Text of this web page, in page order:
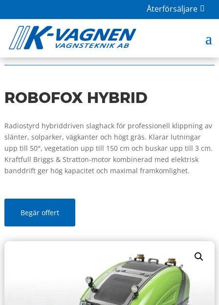
Återförsäljare
HOME | BUTIK|PERUZZO| ROBOFOX HYBRID
ROBOFOX HYBRID
Radiostyrd hybriddriven slaghack för professionell klippning av
slänter, solparker, vägkanter och högt gräs. Klarar lutningar
upp till 50°, vegetation upp till 150 cm och buskar upp till 3 cm.
Kraftfull Briggs & Stratton-motor kombinerad med elektrisk
banddrift ger hög kapacitet och maximal framkomlighet.
Begär offert